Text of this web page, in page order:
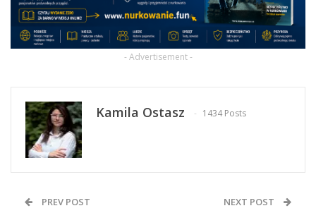
- Advertisement -
Kamila Ostasz 1434 Posts
PREV POST NEXT POST